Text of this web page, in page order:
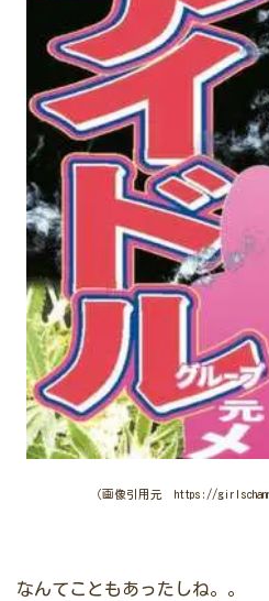
（画像引用元 https://
なんてこともあったしね。。